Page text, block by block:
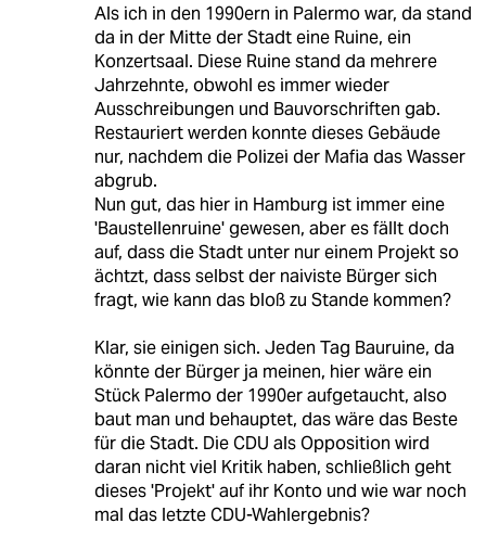
Als ich in den 1990ern in Palermo war, da stand
da in der Mitte der Stadt eine Ruine, ein
Konzertsaal. Diese Ruine stand da mehrere
Jahrzehnte, obwohl es immer wieder
Ausschreibungen und Bauvorschriften gab.
Restauriert werden konnte dieses Gebäude
nur, nachdem die Polizei der Mafia das Wasser
abgrub.
Nun gut, das hier in Hamburg ist immer eine
'Baustellenruine' gewesen, aber es fällt doch
auf, dass die Stadt unter nur einem Projekt so
ächtzt, dass selbst der naiviste Bürger sich
fragt, wie kann das bloß zu Stande kommen?
Klar, sie einigen sich. Jeden Tag Bauruine, da
könnte der Bürger ja meinen, hier wäre ein
Stück Palermo der 1990er aufgetaucht, also
baut man und behauptet, das wäre das Beste
für die Stadt. Die CDU als Opposition wird
daran nicht viel Kritik haben, schließlich geht
dieses 'Projekt' auf ihr Konto und wie war noch
mal das letzte CDU-Wahlergebnis?